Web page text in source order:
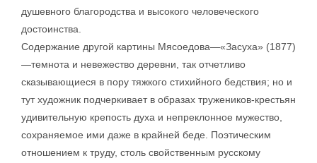
душевного благородства и высокого человеческого
достоинства.
Содержание другой картины Мясоедова—«Засуха» (1877)
—темнота и невежество деревни, так отчетливо
сказывающиеся в пору тяжкого стихийного бедствия; но и
тут художник подчеркивает в образах тружеников-крестьян
удивительную крепость духа и непреклонное мужество,
сохраняемое ими даже в крайней беде. Поэтическим
отношением к труду, столь свойственным русскому